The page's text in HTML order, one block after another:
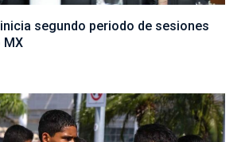
segundo periodo de sesiones
MX